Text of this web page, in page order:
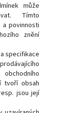
může
Tímto
a povinnosti
znění
specifikace
tvoří obsah
jsou její